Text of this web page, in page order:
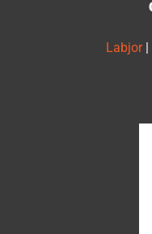
Labjor |